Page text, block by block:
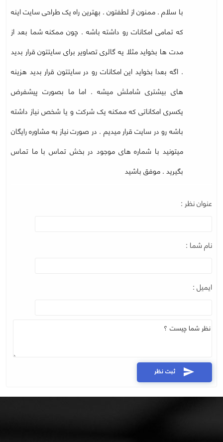
با سلام . ممنون از لطفتون . بهترین راه یک طراحی سایت اینه
که تمامی امکانات رو داشته باشه . چون ممکنه شما بعد از
مدت ها بخواید مثلا یه گالری تصاویر برای سایتتون قرار بدید
. اگه بعدا بخواید این امکانات رو در سایتتون قرار بدید هزینه
های بیشتری شاملش میشه . اما ما بصورت پیشفرض
یکسری امکاناتی که ممکنه یک شرکت و یا شخص نیاز داشته
باشه رو در سایت قرار میدیم . در صورت نیاز به مشاوره رایگان
میتونید با شماره های موجود در بخش تماس با ما تماس
بگیرید . موفق باشید
عنوان نظر :
نام شما :
ایمیل :
ثبت نظر send